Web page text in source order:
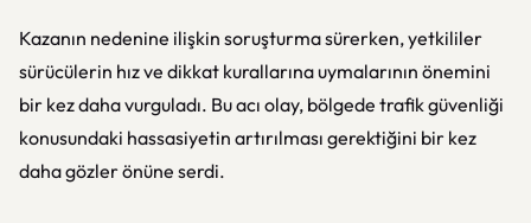
Kazanın nedenine ilişkin soruşturma sürerken, yetkililer
sürücülerin hız ve dikkat kurallarına uymalarının önemini
bir kez daha vurguladı. Bu acı olay, bölgede trafik güvenliği
konusundaki hassasiyetin artırılması gerektiğini bir kez
daha gözler önüne serdi.